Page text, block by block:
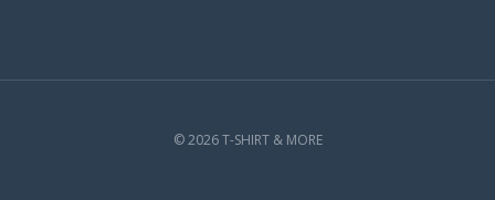
© 2026 T-SHIRT & MORE